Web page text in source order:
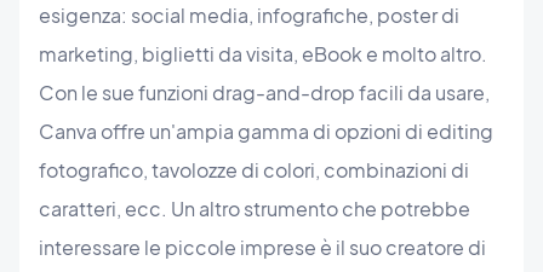
esigenza: social media, infografiche, poster di
marketing, biglietti da visita, eBook e molto altro.
Con le sue funzioni drag-and-drop facili da usare,
Canva offre un'ampia gamma di opzioni di editing
fotografico, tavolozze di colori, combinazioni di
caratteri, ecc. Un altro strumento che potrebbe
interessare le piccole imprese è il suo creatore di